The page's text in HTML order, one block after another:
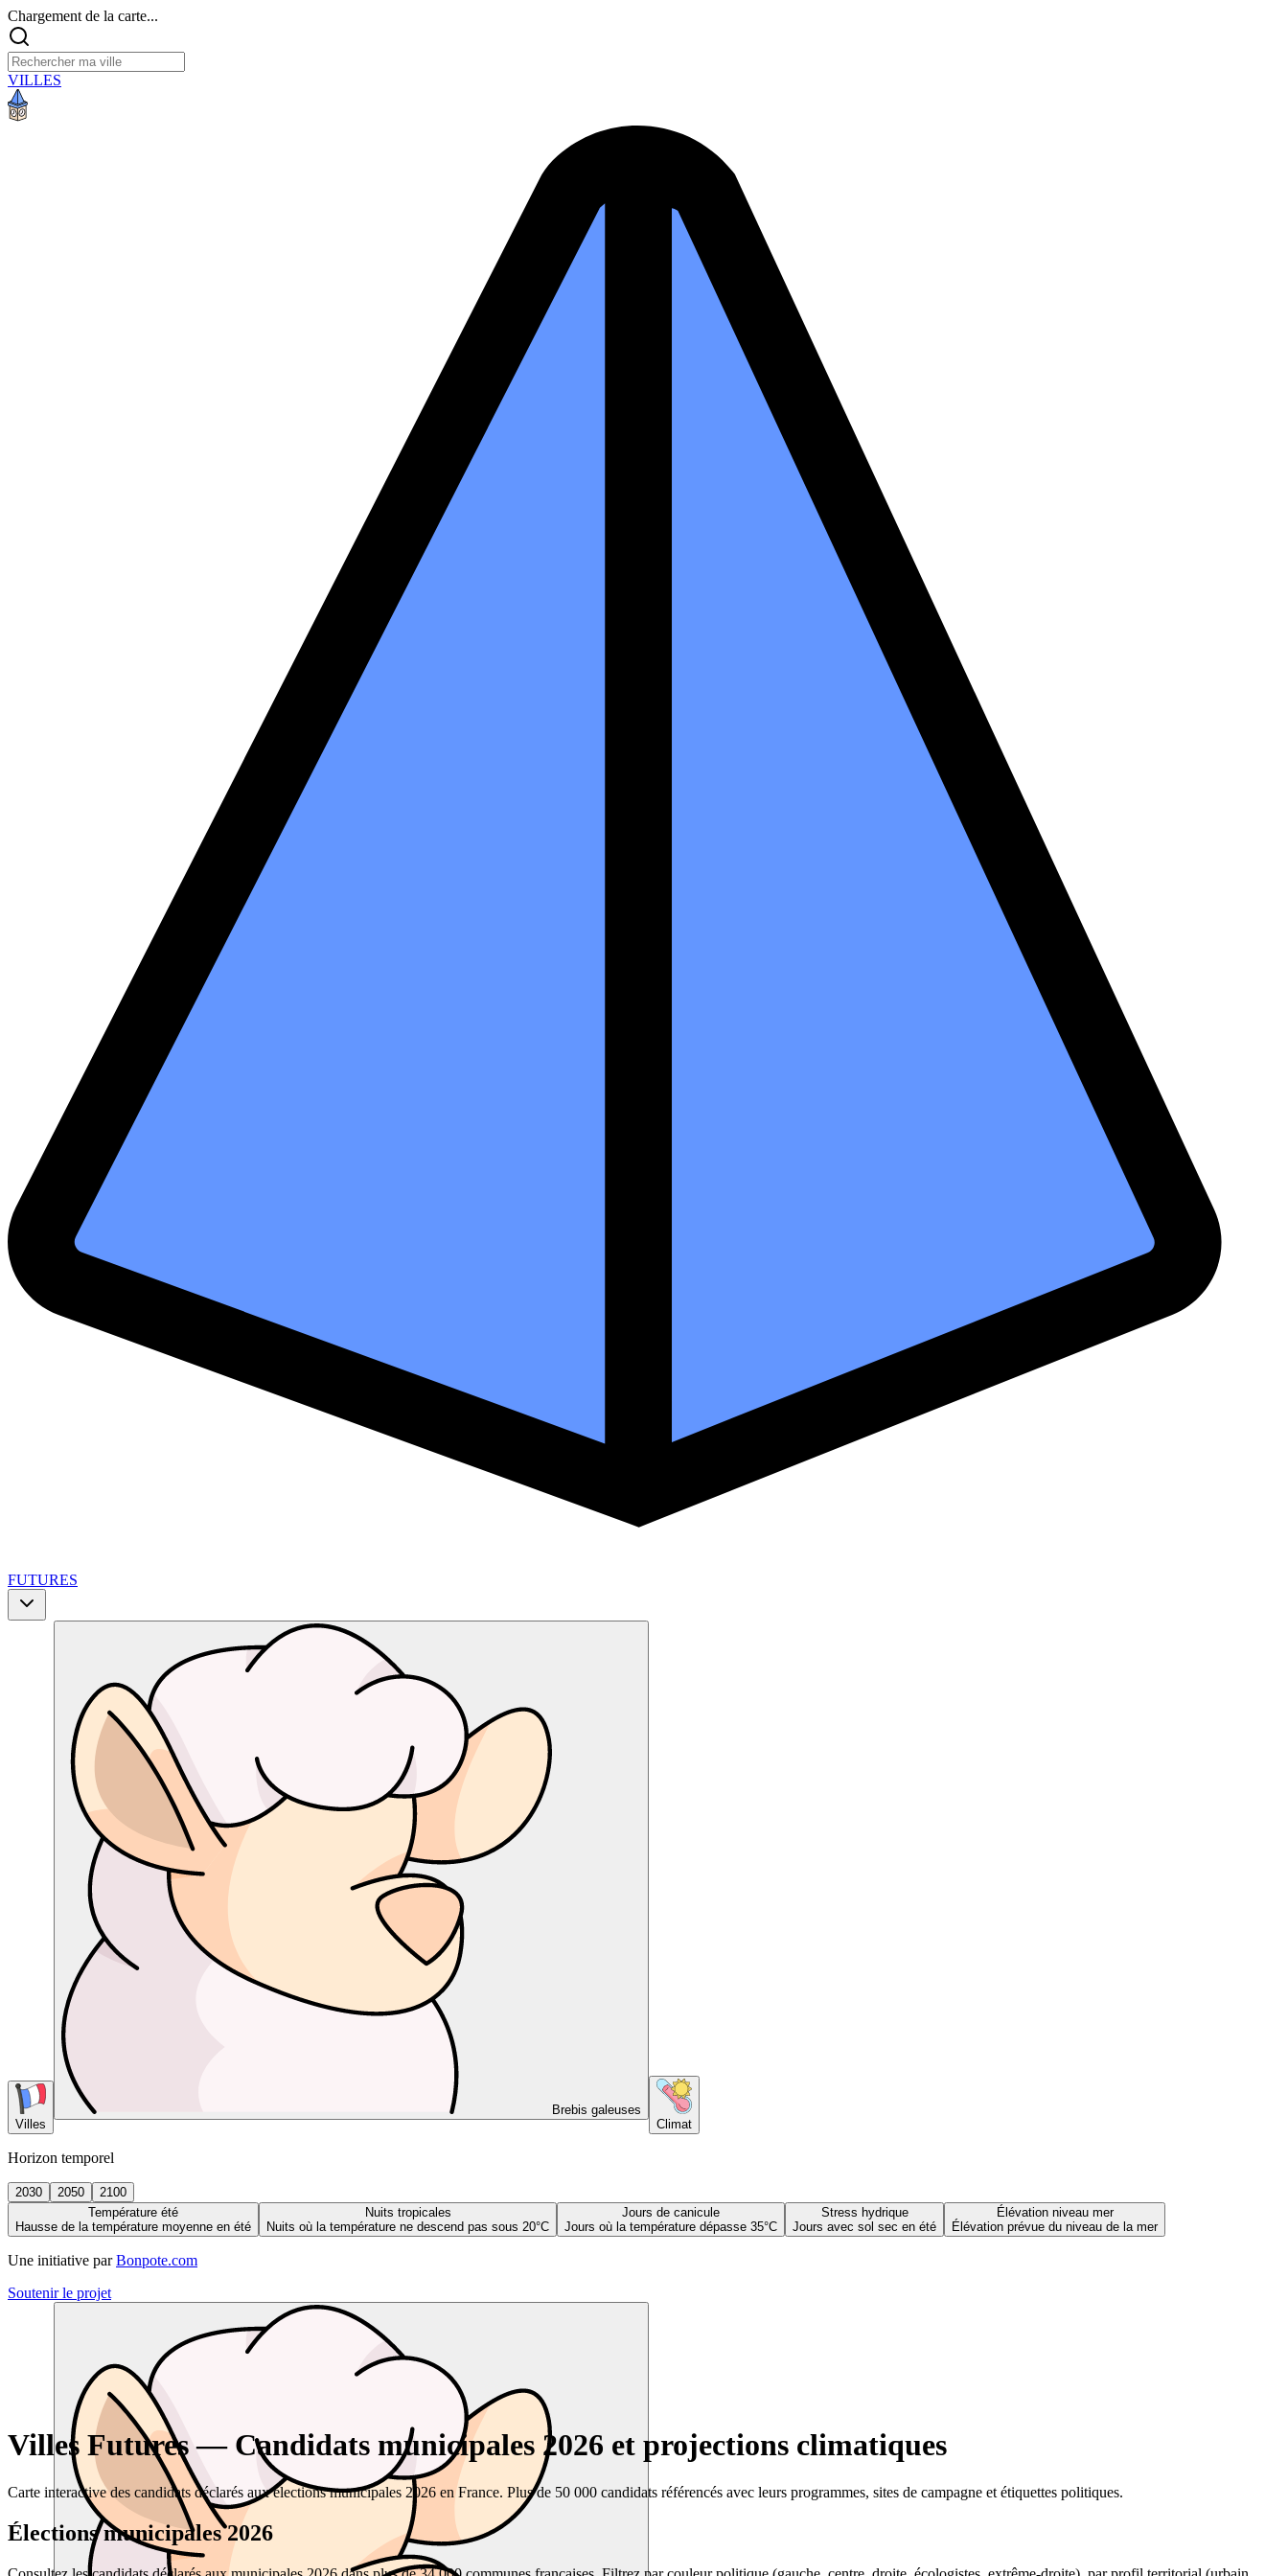
Chargement de la carte...
VILLES
FUTURES
Villes
Brebis galeuses
Climat
Horizon temporel
2030 2050
2100
Température été
Hausse de la température moyenne en été
Nuits tropicales
Nuits où la température ne descend pas sous 20°C
Jours de canicule
Jours où la température dépasse 35°C
Stress hydrique
Jours avec sol sec en été
Élévation niveau mer
Élévation prévue du niveau de la mer
Une initiative par Bonpote.com
Soutenir le projet
Villes Futures — Candidats municipales 2026 et projections climatiques
Carte interactive des candidats déclarés aux élections municipales 2026 en France. Plus de 50 000 candidats référencés avec leurs programmes, sites de campagne et étiquettes politiques.
Élections municipales 2026